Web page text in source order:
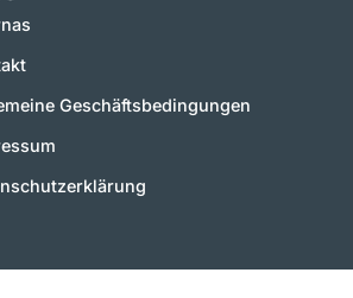
Geschäftsbedingungen